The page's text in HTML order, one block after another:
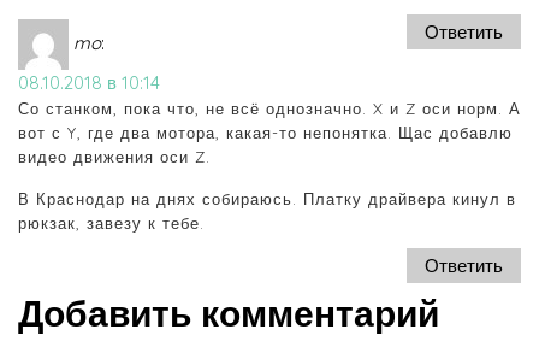
Ответить
mo:
08.10.2018 в 10:14
Со станком, пока что, не всё однозначно. X и Z оси норм. А
вот с Y, где два мотора, какая-то непонятка. Щас добавлю
видео движения оси Z.
В Краснодар на днях собираюсь. Платку драйвера кинул в
рюкзак, завезу к тебе.
Ответить
Добавить комментарий